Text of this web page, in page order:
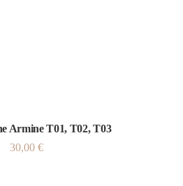
Armine T01, T02, T03
30,00 €